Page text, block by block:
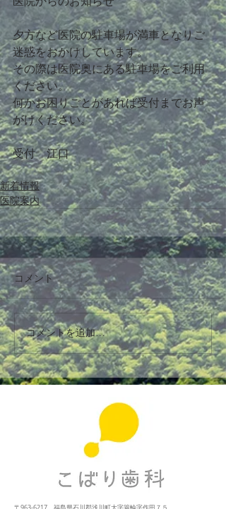
夕方など医院の駐車場が満車となりご
迷惑をおかけしています。
その際は医院奥にある駐車場をご利用
ください。
何かお困りごとがあれば受付までお声
がけください。
受付　江口
新着情報
医院案内
コメント
コメントを追加…